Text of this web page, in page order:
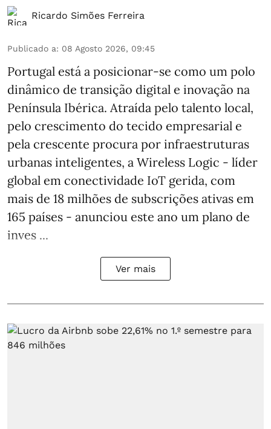
Ricardo Simões Ferreira
Publicado a: 08 Agosto 2026, 09:45
Portugal está a posicionar-se como um polo
dinâmico de transição digital e inovação na
Península Ibérica. Atraída pelo talento local,
pelo crescimento do tecido empresarial e
pela crescente procura por infraestruturas
urbanas inteligentes, a Wireless Logic - líder
global em conectividade IoT gerida, com
mais de 18 milhões de subscrições ativas em
165 países - anunciou este ano um plano de
inves ...
Ver mais